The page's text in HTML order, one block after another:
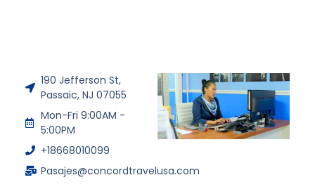
190 Jefferson St,
Passaic, NJ 07055
Mon-Fri 9:00AM -
5:00PM
+18668010099
Pasajes@concordtravelusa.com